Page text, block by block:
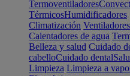
Termoventiladores
TérmicosHumidificadores
Climatización Ventiladores
Calentadores de agua
Belleza y salud Cuidado
cabelloCuidado dental
Limpieza Limpieza a